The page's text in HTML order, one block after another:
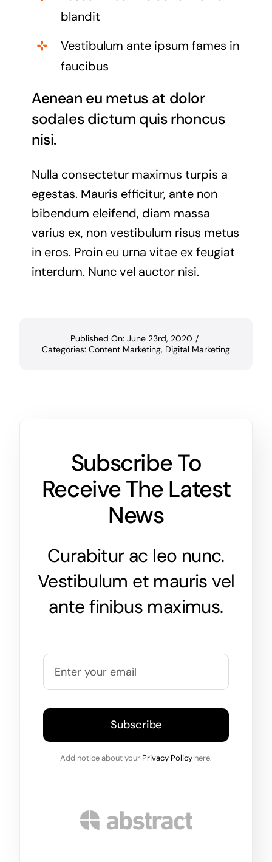
blandit
Vestibulum ante ipsum fames in
faucibus
Aenean eu metus at dolor
sodales dictum quis rhoncus
nisi.
Nulla consectetur maximus turpis a
egestas. Mauris efficitur, ante non
bibendum eleifend, diam massa
varius ex, non vestibulum risus metus
in eros. Proin eu urna vitae ex feugiat
interdum. Nunc vel auctor nisi.
Published On: June 23rd, 2020 /
Categories: Content Marketing, Digital Marketing
Subscribe To
Receive The Latest
News
Curabitur ac leo nunc.
Vestibulum et mauris vel
ante finibus maximus.
Subscribe
Add notice about your Privacy Policy here.